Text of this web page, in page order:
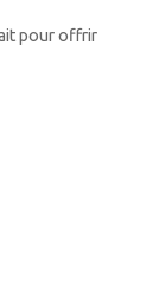
pour offrir